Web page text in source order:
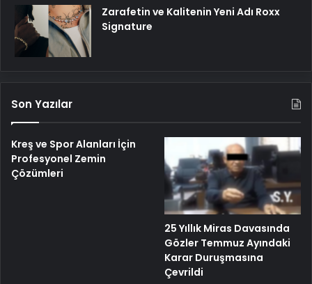
Zarafetin ve Kalitenin Yeni Adı Roxx
Signature
Son Yazılar
Kreş ve Spor Alanları İçin
Profesyonel Zemin
Çözümleri
25 Yıllık Miras Davasında
Gözler Temmuz Ayındaki
Karar Duruşmasına
Çevrildi